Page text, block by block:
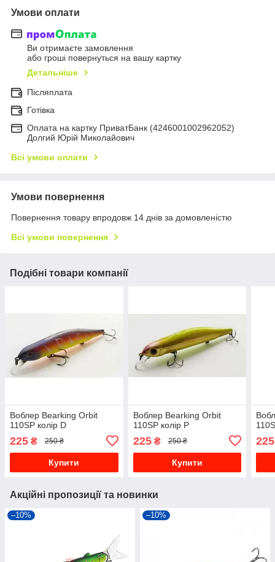
Умови оплати
Ви отримаєте замовлення
або гроші повернуться на вашу картку
Детальніше
Післяплата
Готівка
Оплата на картку ПриватБанк (4246001002962052)
Долгий Юрій Миколайович
Всі умови оплати
Умови повернення
Повернення товару впродовж 14 днів за домовленістю
Всі умови повернення
Подібні товари компанії
Воблер Bearking Orbit
110SP колір D
225 ₴ 250 ₴
Купити
Воблер Bearking Orbit
110SP колір P
225₴ 250 ₴
Купити
225
Акційні пропозиції та новинки
–10% –10%